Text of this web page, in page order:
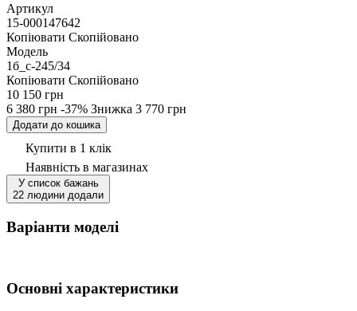
Артикул
15-000147642
Копіювати Скопійовано
Модель
1б_с-245/34
Копіювати Скопійовано
10 150 грн
6 380 грн -37% Знижка 3 770 грн
Додати до кошика
Купити в 1 клік
Наявність в магазинах
У список бажань
22 людини додали
Варіанти моделі
Основні характеристики